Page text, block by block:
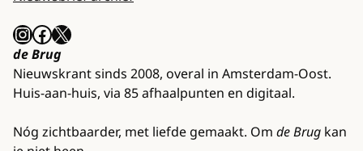
InstagramFacebook X
de Brug
Nieuwskrant sinds 2008, overal in Amsterdam-Oost.
Huis-aan-huis, via 85 afhaalpunten en digitaal.
Nóg zichtbaarder, met liefde gemaakt. Om de Brug kan